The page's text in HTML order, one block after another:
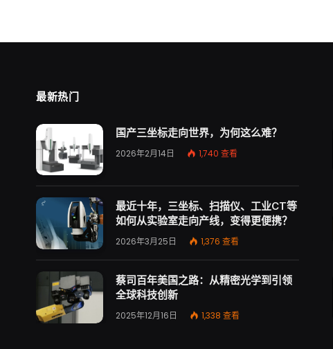
最新热门
国产三坐标走向世界，为何这么难？
2026年2月14日 1,740 查看
最近十年，三坐标、扫描仪、工业CT等
如何从实验室走向产线，变得更便携？
2026年3月25日 1,376 查看
蔡司百年美国之路：从精密光学到引领
全球科技创新
2025年12月16日 1,338 查看